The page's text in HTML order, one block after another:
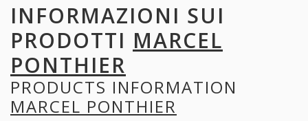
INFORMAZIONI SUI
PRODOTTI MARCEL
PONTHIER
PRODUCTS INFORMATION
MARCEL PONTHIER